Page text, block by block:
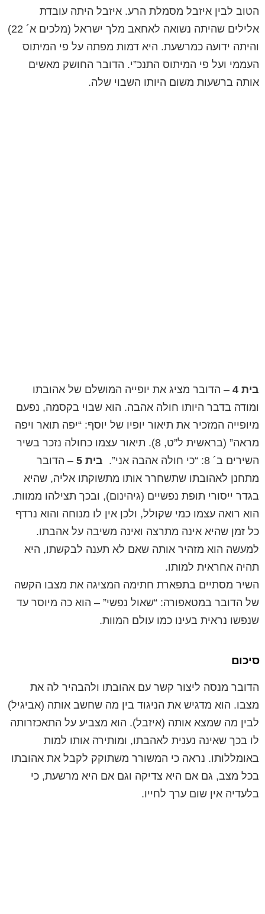
הטוב לבין איזבל מסמלת הרע. איזבל היתה עובדת
אלילים שהיתה נשואה לאחאב מלך ישראל (מלכים א´ 22)
והיתה ידועה כמרשעת. היא דמות מפתה על פי המיתוס
העממי ועל פי המיתוס התנכ”י. הדובר החושק מאשים
אותה ברשעות משום היותו השבוי שלה.
בית 4
– הדובר מציג את יופייה המושלם של אהובתו
ומודה בדבר היותו חולה אהבה. הוא שבוי בקסמה, נפעם
מיופייה המזכיר את תיאור יופיו של יוסף: “יפה תואר ויפה
מראה” (בראשית ל”ט, 8). תיאור עצמו כחולה נזכר בשיר
השירים ב´ 8: “כי חולה אהבה אני”.
בית 5
– הדובר
מתחנן לאהובתו שתשחרר אותו מתשוקתו אליה, שהיא
בגדר ייסורי תופת נפשיים (גיהינום), ובכך תצילהו ממוות.
הוא רואה עצמו כמי שקולל, ולכן אין לו מנוחה והוא נרדף
כל זמן שהיא אינה מתרצה ואינה משיבה על אהבתו.
למעשה הוא מזהיר אותה שאם לא תענה לבקשתו, היא
תהיה אחראית למותו.
השיר מסתיים בתפארת חתימה המציגה את מצבו הקשה
של הדובר במטאפורה: “שאול נפשי” – הוא כה מיוסר עד
שנפשו נראית בעינו כמו עולם המוות.
סיכום
הדובר מנסה ליצור קשר עם אהובתו ולהבהיר לה את
מצבו. הוא מדגיש את הניגוד בין מה שחשב אותה (אביגיל)
לבין מה שמצא אותה (איזבל). הוא מצביע על התאכזרותה
לו בכך שאינה נענית לאהבתו, ומותירה אותו למות
באומללותו. נראה כי המשורר משתוקק לקבל את אהובתו
בכל מצב, גם אם היא צדיקה וגם אם היא מרשעת, כי
בלעדיה אין שום ערך לחייו.